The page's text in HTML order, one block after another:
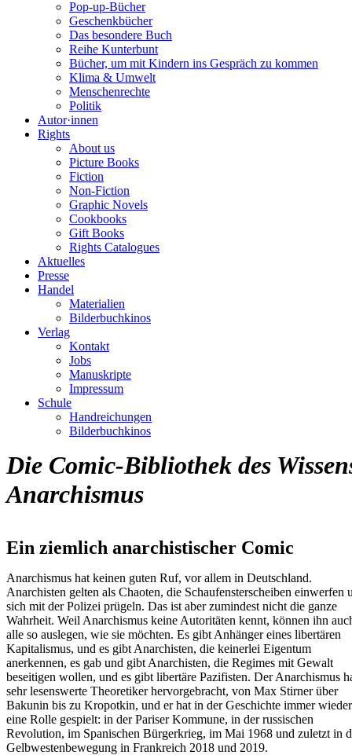
Pop-up-Bücher
Geschenkbücher
Das besondere Buch
Reihe Kunterbunt
Bücher, um mit Kindern ins Gespräch zu kommen
Klima & Umwelt
Menschenrechte
Politik
Autor·innen
Rights
About us
Picture Books
Fiction
Non-Fiction
Graphic Novels
Cookbooks
Gift Books
Rights Catalogues
Aktuelles
Presse
Handel
Materialien
Bilderbuchkinos
Verlag
Kontakt
Jobs
Manuskripte
Impressum
Schule
Handreichungen
Bilderbuchkinos
Die Comic-Bibliothek des
Anarchismus
Ein ziemlich anarchistischer Comic
Anarchismus hat keinen guten Ruf, vor allem in Deutschland.
Anarchisten gelten als Chaoten, die Schaufensterscheiben einwerfen
sich mit der Polizei prügeln. Das ist aber zumindest nicht die ganze
Wahrheit. Weil Anarchismus keine Autoritäten kennt, können ihn
alle so auslegen, wie sie möchten. Es gibt Anhänger eines libertären
Kapitalismus, und es gibt Anarchisten, die keinerlei Eigentum
anerkennen, es gab und gibt Anarchisten, die Regimes mit Gewalt
beseitigen wollen, und es gibt libertäre Pazifisten. Der Anarchismus
sehr lesenswerte Theoretiker hervorgebracht, von Max Stirner über
Bakunin bis zu Kropotkin, und er hat in der Geschichte immer wieder
eine Rolle gespielt: in der Pariser Kommune, in der russischen
Revolution, im Spanischen Bürgerkrieg, im Mai 1968 und zuletzt in
Gelbwestenbewegung in Frankreich 2018 und 2019.